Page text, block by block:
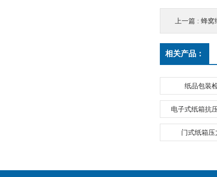
上一篇 : 蜂窝
相关产品：
纸品包装
电子式纸箱抗
门式纸箱